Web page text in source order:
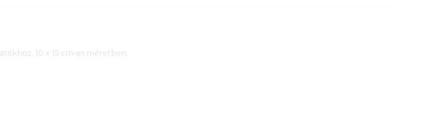
10 x 15 cm-es méretben.